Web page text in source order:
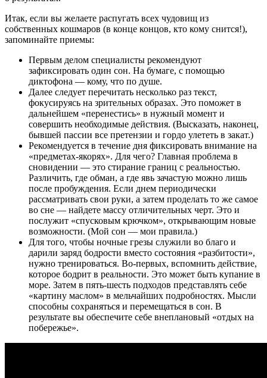
Итак, если вы желаете распугать всех чудовищ из
собственных кошмаров (в конце концов, кто кому снится!),
запоминайте приемы:
Первым делом специалисты рекомендуют
зафиксировать один сон. На бумаге, с помощью
диктофона — кому, что по душе.
Далее следует перечитать несколько раз текст,
фокусируясь на зрительных образах. Это поможет в
дальнейшем «перенестись» в нужный момент и
совершить необходимые действия. (Высказать, наконец,
бывшей пассии все претензии и гордо улететь в закат.)
Рекомендуется в течение дня фиксировать внимание на
«предметах-якорях». Для чего? Главная проблема в
сновидении — это стирание границ с реальностью.
Различить, где обман, а где явь зачастую можно лишь
после пробуждения. Если днем периодически
рассматривать свои руки, а затем проделать то же самое
во сне — найдете массу отличительных черт. Это и
послужит «спусковым крючком», открывающим новые
возможности. (Мой сон — мои правила.)
Для того, чтобы ночные грезы служили во благо и
дарили заряд бодрости вместо состояния «разбитости»,
нужно тренироваться. Во-первых, вспомнить действие,
которое бодрит в реальности. Это может быть купание в
море. Затем в пять-шесть подходов представлять себе
«картину маслом» в мельчайших подробностях. Мысли
способны сохраняться и перемещаться в сон. В
результате вы обеспечите себе внеплановый «отдых на
побережье».